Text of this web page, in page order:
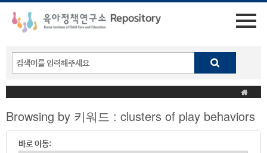
Browsing by 키워드 : clusters of play behaviors
바로 이동: